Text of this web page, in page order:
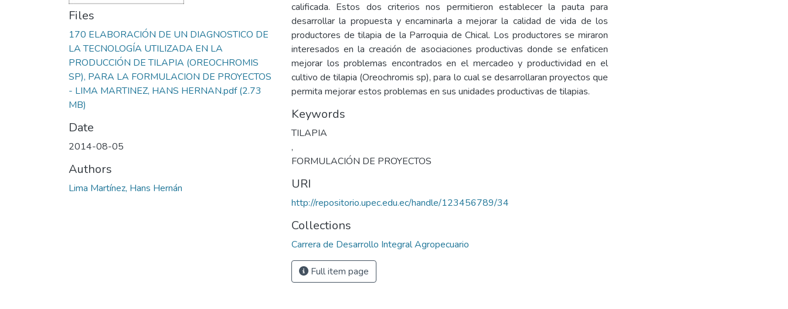
Files
170 ELABORACIÓN DE UN DIAGNOSTICO DE
LA TECNOLOGÍA UTILIZADA EN LA
PRODUCCIÓN DE TILAPIA (OREOCHROMIS
SP), PARA LA FORMULACION DE PROYECTOS
- LIMA MARTINEZ, HANS HERNAN.pdf(2.73
MB)
Date
2014-08-05
Authors
Lima Martínez, Hans Hernán
calificada. Estos dos criterios nos permitieron establecer la pauta para
desarrollar la propuesta y encaminarla a mejorar la calidad de vida de los
productores de tilapia de la Parroquia de Chical. Los productores se miraron
interesados en la creación de asociaciones productivas donde se enfaticen
mejorar los problemas encontrados en el mercadeo y productividad en el
cultivo de tilapia (Oreochromis sp), para lo cual se desarrollaran proyectos que
permita mejorar estos problemas en sus unidades productivas de tilapias.
Keywords
TILAPIA
,
FORMULACIÓN DE PROYECTOS
URI
http://repositorio.upec.edu.ec/handle/123456789/34
Collections
Carrera de Desarrollo Integral Agropecuario
Full item page